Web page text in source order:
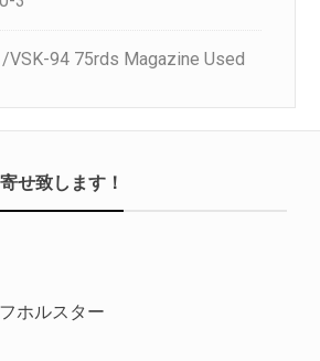
VSK-94 75rds Magazine Used
せ致します！
ホルスター